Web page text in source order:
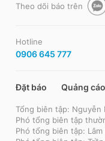
Theo dõi báo trên
Hotline
0906 645 777
Đặt báo Quảng cáo
Tổng biên tập: Nguyễn
Phó tổng biên tập
Phó tổng biên tập: Lâm